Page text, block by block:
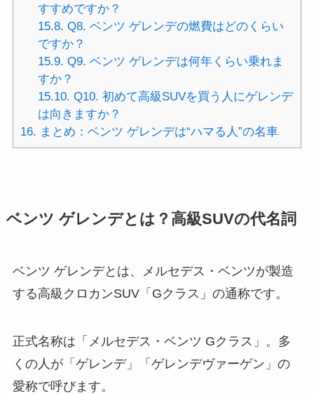
すすめですか？
15.8. Q8. ベンツ ゲレンデの燃費はどのくらい
ですか？
15.9. Q9. ベンツ ゲレンデは何年くらい乗れま
すか？
15.10. Q10. 初めて高級SUVを買う人にゲレンデ
は向きますか？
16. まとめ：ベンツ ゲレンデは“ハマる人”の名車
ベンツ ゲレンデとは？高級SUVの代名詞
ベンツ ゲレンデとは、メルセデス・ベンツが製造
する高級クロカンSUV「Gクラス」の通称です。
正式名称は「メルセデス・ベンツ Gクラス」。多
くの人が「ゲレンデ」「ゲレンデヴァーゲン」の
愛称で呼びます。